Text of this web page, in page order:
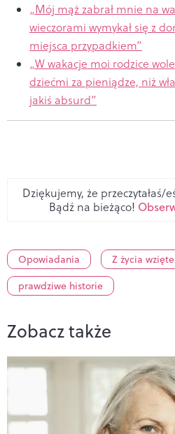
„Mój mąż zabrał mnie na
wieczorami wymykał się z
miejsca przypadkiem”
„W wakacje moi rodzice
dziećmi za pieniądze, niż
jakiś absurd”
Dziękujemy, że przeczytałaś/
Bądź na bieżąco!
Opowiadania
Z życia wzięte
prawdziwe historie
Zobacz także